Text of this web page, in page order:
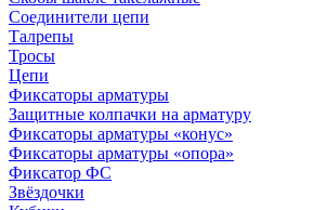
Соединители цепи
Талрепы
Тросы
Цепи
Фиксаторы арматуры
Защитные колпачки на арматуру
Фиксаторы арматуры «конус»
Фиксаторы арматуры «опора»
Фиксатор ФС
Звёздочки